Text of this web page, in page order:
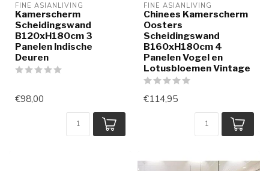
FINE ASIANLIVING
Kamerscherm
Scheidingswand
B120xH180cm 3
Panelen Indische
Deuren
€98,00
FINE ASIANLIVING
Chinees Kamerscherm
Oosters
Scheidingswand
B160xH180cm 4
Panelen Vogel en
Lotusbloemen Vintage
€114,95